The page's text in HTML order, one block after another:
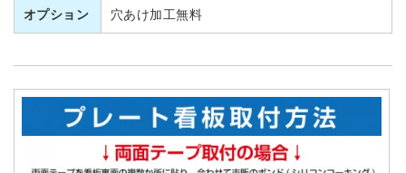
オプション 穴あけ加工無料